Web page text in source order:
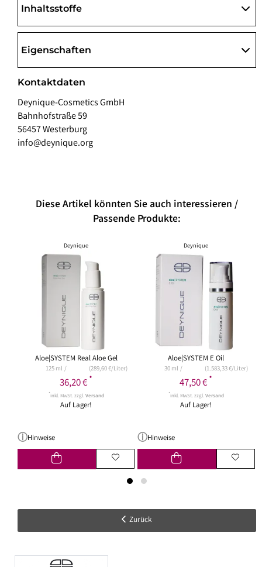
Inhaltsstoffe
Eigenschaften
Kontaktdaten
Deynique-Cosmetics GmbH
Bahnhofstraße 59
56457 Westerburg
info@deynique.org
Diese Artikel könnten Sie auch interessieren /
Passende Produkte:
Deynique
Aloe|SYSTEM Real Aloe Gel
125 ml (289,60 €/Liter)
36,20 € *
*inkl. MwSt. zzgl.Versand
Auf Lager!
Hinweise
Deynique
Aloe|SYSTEM E Oil
30 ml (1.583,33 €/Liter)
47,50 € *
*inkl. MwSt. zzgl.Versand
Auf Lager!
Hinweise
Zurück